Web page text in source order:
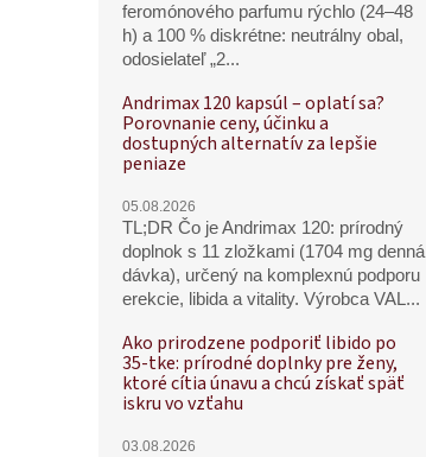
feromónového parfumu rýchlo (24–48
h) a 100 % diskrétne: neutrálny obal,
odosielateľ „2...
Andrimax 120 kapsúl – oplatí sa?
Porovnanie ceny, účinku a
dostupných alternatív za lepšie
peniaze
05.08.2026
TL;DR Čo je Andrimax 120: prírodný
doplnok s 11 zložkami (1704 mg denná
dávka), určený na komplexnú podporu
erekcie, libida a vitality. Výrobca VAL...
Ako prirodzene podporiť libido po
35-tke: prírodné doplnky pre ženy,
ktoré cítia únavu a chcú získať späť
iskru vo vzťahu
03.08.2026